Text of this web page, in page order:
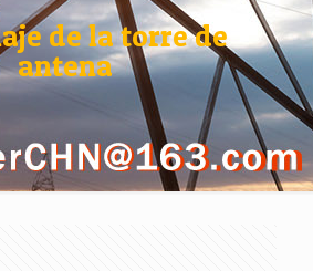
de la torre de
antena